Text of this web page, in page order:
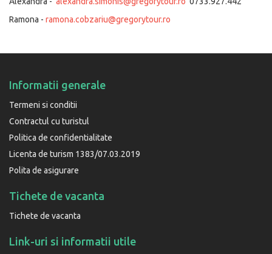
Ramona - ramona.cobzariu@gregorytour.ro
Informatii generale
Termeni si conditii
Contractul cu turistul
Politica de confidentialitate
Licenta de turism 1383/07.03.2019
Polita de asigurare
Tichete de vacanta
Tichete de vacanta
Link-uri si informatii utile